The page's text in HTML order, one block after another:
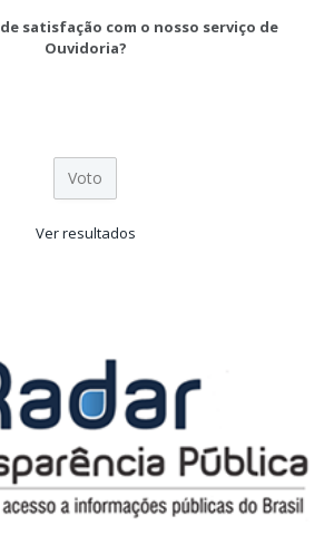
satisfação com o nosso serviço de
Ouvidoria?
Ver resultados